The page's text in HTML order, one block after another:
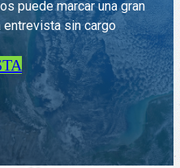
puede marcar una gran
entrevista sin cargo